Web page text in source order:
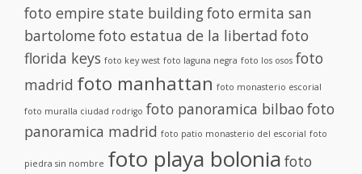
foto empire state buildingfoto ermita san
bartolomefoto estatua de la libertad foto
florida keys foto key west foto laguna negra foto los osos foto
madrid foto manhattan foto monasterio escorial
foto muralla ciudad rodrigo foto panoramica bilbao foto
panoramica madrid foto patio monasterio del escorial foto
piedra sin nombre foto playa bolonia foto